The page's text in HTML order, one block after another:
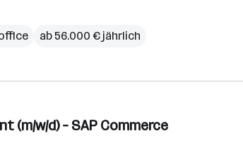
ab 56.000 € jährlich
(m/w/d) – SAP Commerce